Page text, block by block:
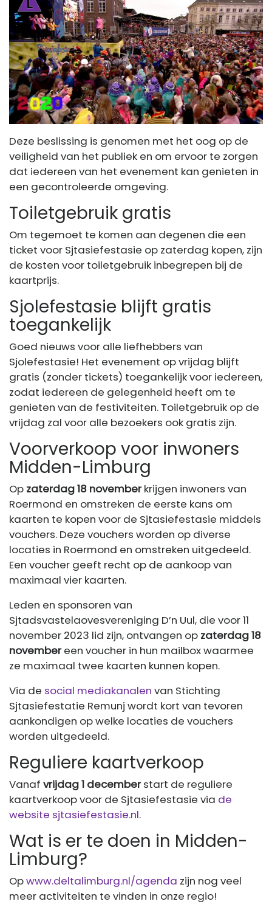
Deze beslissing is genomen met het oog op de
veiligheid van het publiek en om ervoor te zorgen
dat iedereen van het evenement kan genieten in
een gecontroleerde omgeving.
Toiletgebruik gratis
Om tegemoet te komen aan degenen die een
ticket voor Sjtasiefestasie op zaterdag kopen, zijn
de kosten voor toiletgebruik inbegrepen bij de
kaartprijs.
Sjolefestasie blijft gratis
toegankelijk
Goed nieuws voor alle liefhebbers van
Sjolefestasie! Het evenement op vrijdag blijft
gratis (zonder tickets) toegankelijk voor iedereen,
zodat iedereen de gelegenheid heeft om te
genieten van de festiviteiten. Toiletgebruik op de
vrijdag zal voor alle bezoekers ook gratis zijn.
Voorverkoop voor inwoners
Midden-Limburg
Op zaterdag 18 novemberkrijgen inwoners van
Roermond en omstreken de eerste kans om
kaarten te kopen voor de Sjtasiefestasie middels
vouchers. Deze vouchers worden op diverse
locaties in Roermond en omstreken uitgedeeld.
Een voucher geeft recht op de aankoop van
maximaal vier kaarten.
Leden en sponsoren van
Sjtadsvastelaovesvereniging D’n Uul, die voor 11
november 2023 lid zijn, ontvangen op zaterdag 18
novembereen voucher in hun mailbox waarmee
ze maximaal twee kaarten kunnen kopen.
Via de social mediakanalen van Stichting
Sjtasiefestatie Remunj wordt kort van tevoren
aankondigen op welke locaties de vouchers
worden uitgedeeld.
Reguliere kaartverkoop
Vanaf vrijdag 1 decemberstart de reguliere
kaartverkoop voor de Sjtasiefestasie via de
website sjtasiefestasie.nl.
Wat is er te doen in Midden-
Limburg?
Opwww.deltalimburg.nl/agenda zijn nog veel
meer activiteiten te vinden in onze regio!